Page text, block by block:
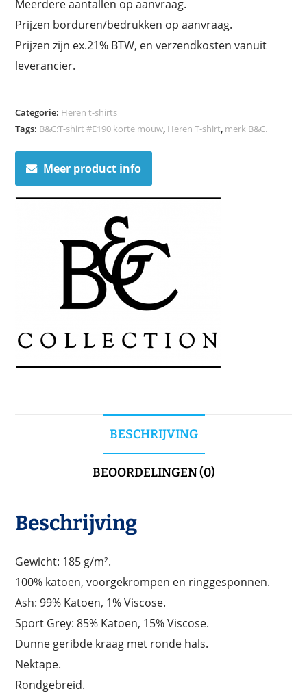
Meerdere aantallen op aanvraag.
Prijzen borduren/bedrukken op aanvraag.
Prijzen zijn ex.21% BTW, en verzendkosten vanuit
leverancier.
Categorie: Heren t-shirts
Tags: B&C:T-shirt #E190 korte mouw, Heren T-shirt, merk B&C.
Meer product info
BESCHRIJVING
BEOORDELINGEN (0)
Beschrijving
Gewicht: 185 g/m².
100% katoen, voorgekrompen en ringgesponnen.
Ash: 99% Katoen, 1% Viscose.
Sport Grey: 85% Katoen, 15% Viscose.
Dunne geribde kraag met ronde hals.
Nektape.
Rondgebreid.